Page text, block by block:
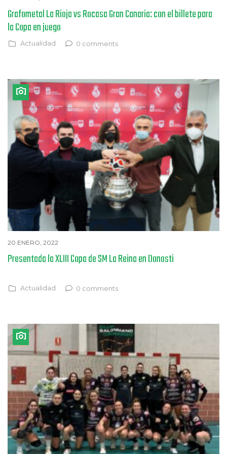
Grafometal La Rioja vs Rocasa Gran Canaria: con el billete para
la Copa en juego
Actualidad 0 comments
20 ENERO, 2022
Presentada la XLIII Copa de SM La Reina en Donosti
Actualidad 0 comments